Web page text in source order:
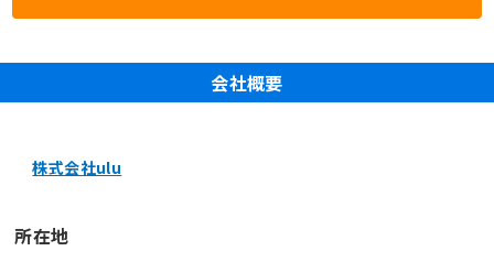
会社概要
株式会社ulu
所在地